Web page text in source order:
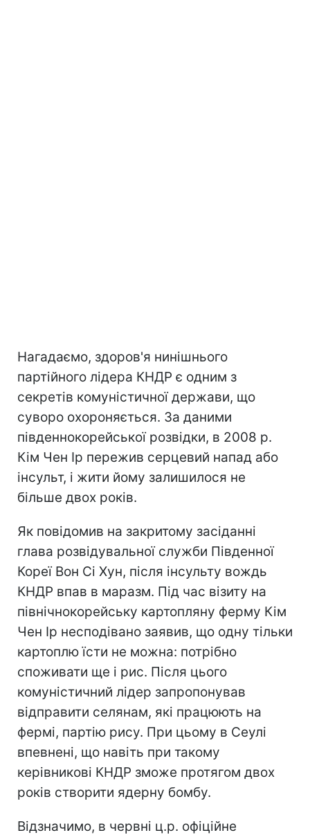
Нагадаємо, здоров'я нинішнього
партійного лідера КНДР є одним з
секретів комуністичної держави, що
суворо охороняється. За даними
південнокорейської розвідки, в 2008 р.
Кім Чен Ір пережив серцевий напад або
інсульт, і жити йому залишилося не
більше двох років.
Як повідомив на закритому засіданні
глава розвідувальної служби Південної
Кореї Вон Сі Хун, після інсульту вождь
КНДР впав в маразм. Під час візиту на
північнокорейську картопляну ферму Кім
Чен Ір несподівано заявив, що одну тільки
картоплю їсти не можна: потрібно
споживати ще і рис. Після цього
комуністичний лідер запропонував
відправити селянам, які працюють на
фермі, партію рису. При цьому в Сеулі
впевнені, що навіть при такому
керівникові КНДР зможе протягом двох
років створити ядерну бомбу.
Відзначимо, в червні ц.р. офіційне